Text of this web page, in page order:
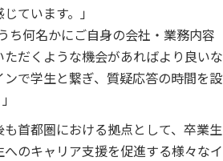
ています。」
何名かにご自身の会社・業務内容
だくような機会があればより良いな
で学生と繋ぎ、質疑応答の時間を設
首都圏における拠点として、卒業生
のキャリア支援を促進する様々なイ